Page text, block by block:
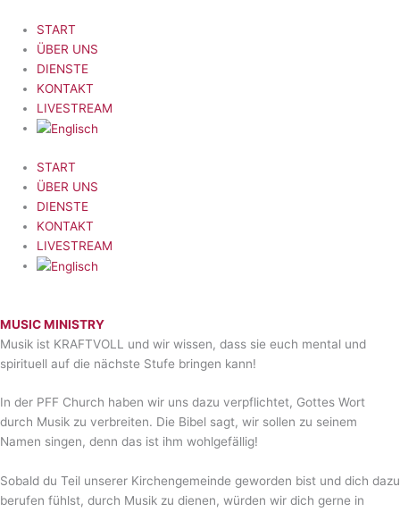
Inhalt
springen
START
ÜBER UNS
DIENSTE
KONTAKT
LIVESTREAM
START
ÜBER UNS
DIENSTE
KONTAKT
LIVESTREAM
MUSIC MINISTRY
Musik ist KRAFTVOLL und wir wissen, dass sie euch mental und
spirituell auf die nächste Stufe bringen kann!
In der PFF Church haben wir uns dazu verpflichtet, Gottes Wort
durch Musik zu verbreiten. Die Bibel sagt, wir sollen zu seinem
Namen singen, denn das ist ihm wohlgefällig!
Sobald du Teil unserer Kirchengemeinde geworden bist und dich dazu
berufen fühlst, durch Musik zu dienen, würden wir dich gerne in